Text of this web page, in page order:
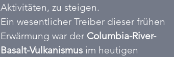
Aktivitäten, zu steigen.
Ein wesentlicher Treiber dieser frühen
Erwärmung war der Columbia-River-
Basalt-Vulkanismus im heutigen